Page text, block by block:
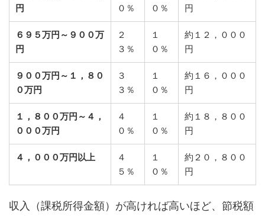
円
０％
０％
円
６９５万円～９００万
円
２
３％
１
０％
約１２，０００
円
９００万円～１，８０
０万円
３
３％
１
０％
約１６，０００
円
１，８００万円～４，
０００万円
４
０％
１
０％
約１８，８００
円
４，０００万円以上
４
５％
１
０％
約２０，８００
円
収入（課税所得金額）が高ければ高いほど、節税額